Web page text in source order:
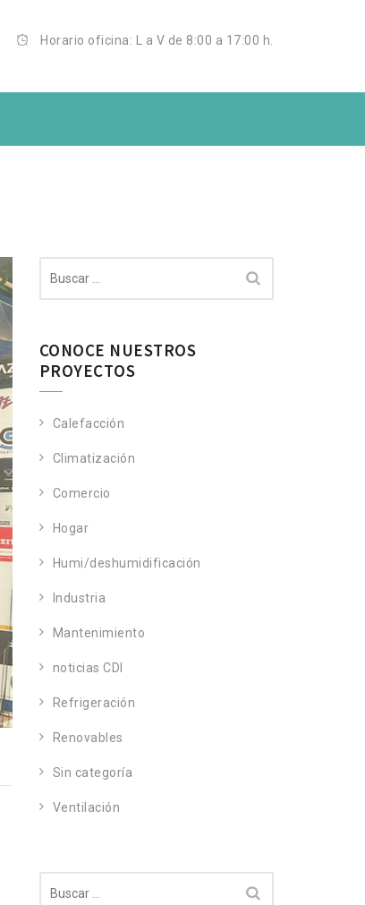
Horario oficina: L a V de 8:00 a 17:00 h.
CONOCE NUESTROS
PROYECTOS
Calefacción
Climatización
Comercio
Hogar
Humi/deshumidificación
Industria
Mantenimiento
noticias CDI
Refrigeración
Renovables
Sin categoría
Ventilación